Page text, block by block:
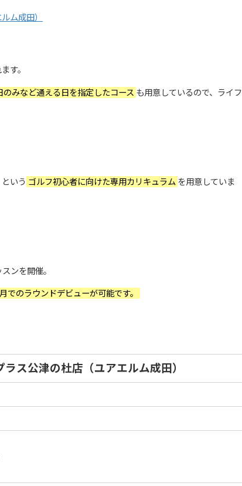
ム成田）
す。
のみなど通える日を指定したコース も用意しているので、ライフ
いう ゴルフ初心者に向けた専用カリキュラム を用意していま
ンを開催。
でのラウンドデビューが可能です。
ス公津の杜店（ユアエルム成田）